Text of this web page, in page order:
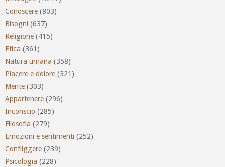
Conoscere (803)
Bisogni (637)
Religione (415)
Etica (361)
Natura umana (358)
Piacere e dolore (321)
Mente (303)
Appartenere (296)
Inconscio (285)
Filosofia (279)
Emozioni e sentimenti (252)
Confliggere (239)
Psicologia (228)